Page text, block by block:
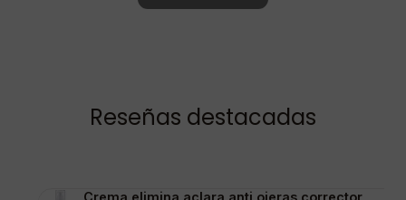
Reseñas destacadas